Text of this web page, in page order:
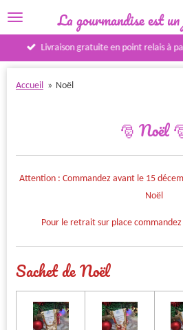
Passer
contenu
La gourmandise est
Livraison gratuite en point relais à
Accueil » Noël
🎅 Noël
Attention : Commandez avant le 15
Noël
Pour le retrait sur place
Sachet de Noël